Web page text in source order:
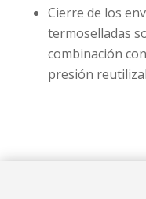
Cierre de los
termoselladas
combinación
presión